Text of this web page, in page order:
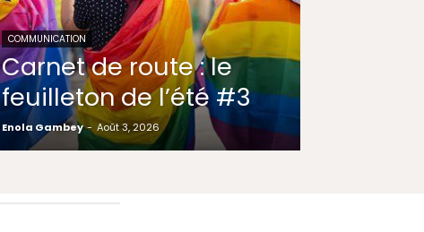
COMMUNICATION
Carnet de route : le
feuilleton de l’été #3
Enola Gambey - Août 3, 2026